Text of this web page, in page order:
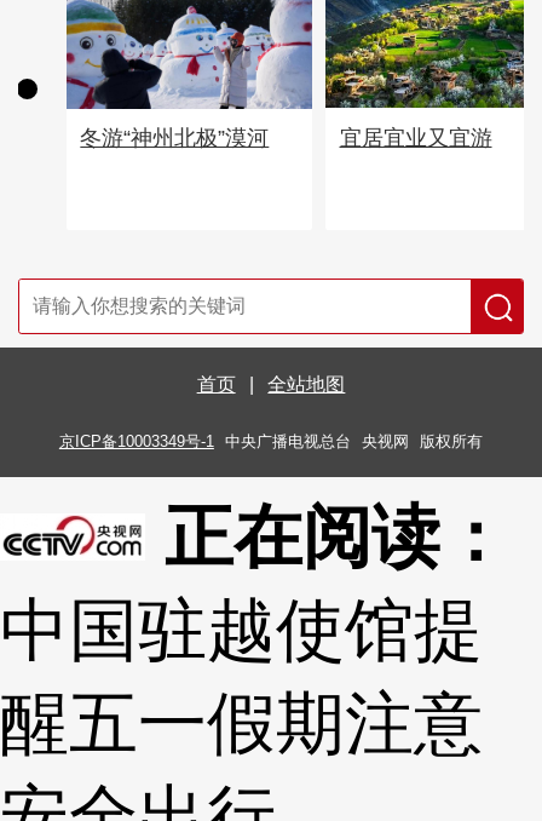
冬游“神州北极”漠河 宜居宜业又宜游
首页 全站地图
京ICP备10003349号-1 中央广播电视总台 央视网 版权所有
正在阅读：
中国驻越使馆提
醒五一假期注意